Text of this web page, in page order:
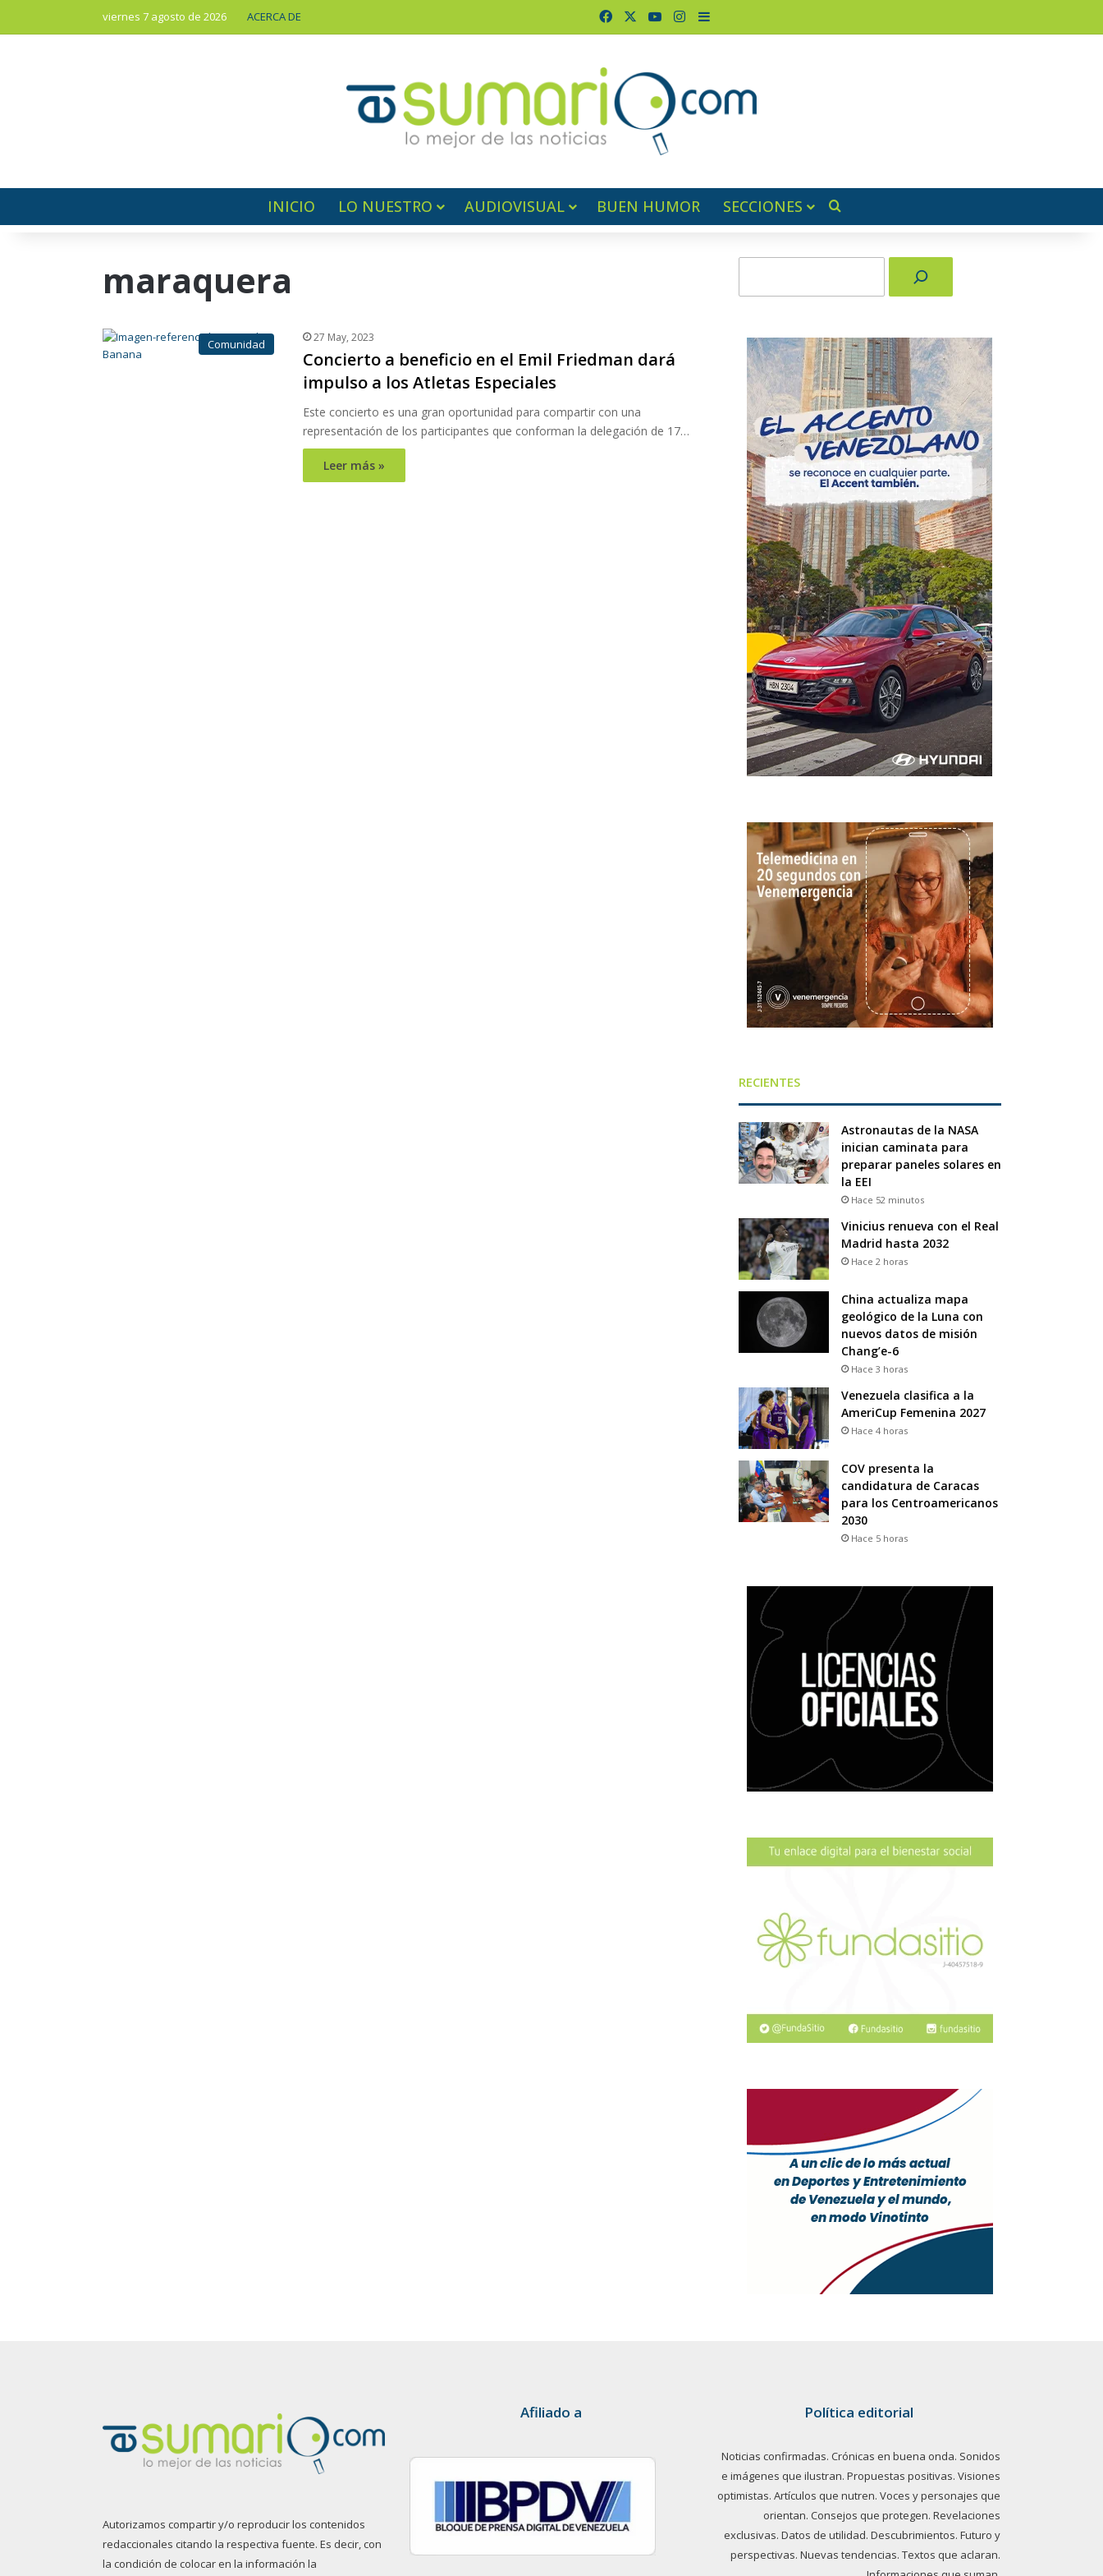
viernes 7 agosto de 2026 ACERCA DE FacebookYouTubeInstagram
Barra lateral
INICIO LO NUESTRO AUDIOVISUAL BUEN HUMOR SECCIONES
maraquera
Comunidad 27 May, 2023
Concierto a beneficio en el Emil Friedman dará
impulso a los Atletas Especiales
Este concierto es una gran oportunidad para compartir con una
representación de los participantes que conforman la delegación de 17…
Leer más »
RECIENTES
Astronautas de la NASA
inician caminata para
preparar paneles solares en
la EEI
Hace 52 minutos
Vinicius renueva con el Real
Madrid hasta 2032
Hace 2 horas
China actualiza mapa
geológico de la Luna con
nuevos datos de misión
Chang’e-6
Hace 3 horas
Venezuela clasifica a la
AmeriCup Femenina 2027
Hace 4 horas
COV presenta la
candidatura de Caracas
para los Centroamericanos
2030
Hace 5 horas
Autorizamos compartir y/o reproducir los contenidos
redaccionales citando la respectiva fuente. Es decir, con
la condición de colocar en la información la
Afiliado a Política editorial
Noticias confirmadas. Crónicas en buena onda. Sonidos
e imágenes que ilustran. Propuestas positivas. Visiones
optimistas. Artículos que nutren. Voces y personajes que
orientan. Consejos que protegen. Revelaciones
exclusivas. Datos de utilidad. Descubrimientos. Futuro y
perspectivas. Nuevas tendencias. Textos que aclaran.